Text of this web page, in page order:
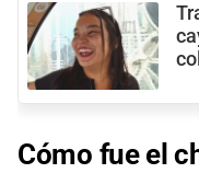
Cómo fue el